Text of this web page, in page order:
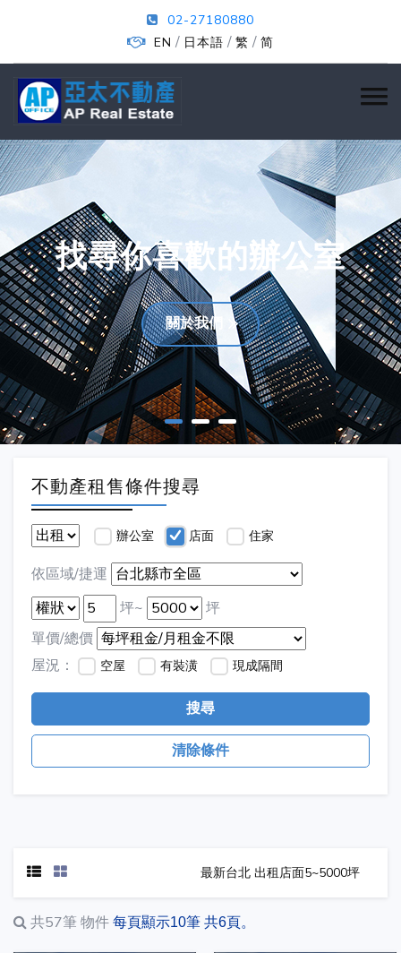
02-27180880
EN / 日本語 / 繁 / 简
找尋你喜歡的辦公室
關於我們
不動產租售條件搜尋
辦公室 店面 住家
依區域/捷運
坪~
坪
單價/總價
屋況：
空屋 有裝潢 現成隔間
搜尋
清除條件
最新台北 出租店面5~5000坪
共57筆 物件 每頁顯示10筆 共6頁。